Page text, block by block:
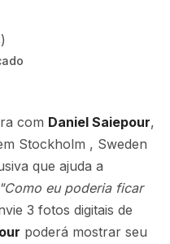
com Daniel Saiepour,
Stockholm , Sweden
que ajuda a
"Como eu poderia ficar
3 fotos digitais de
poderá mostrar seu